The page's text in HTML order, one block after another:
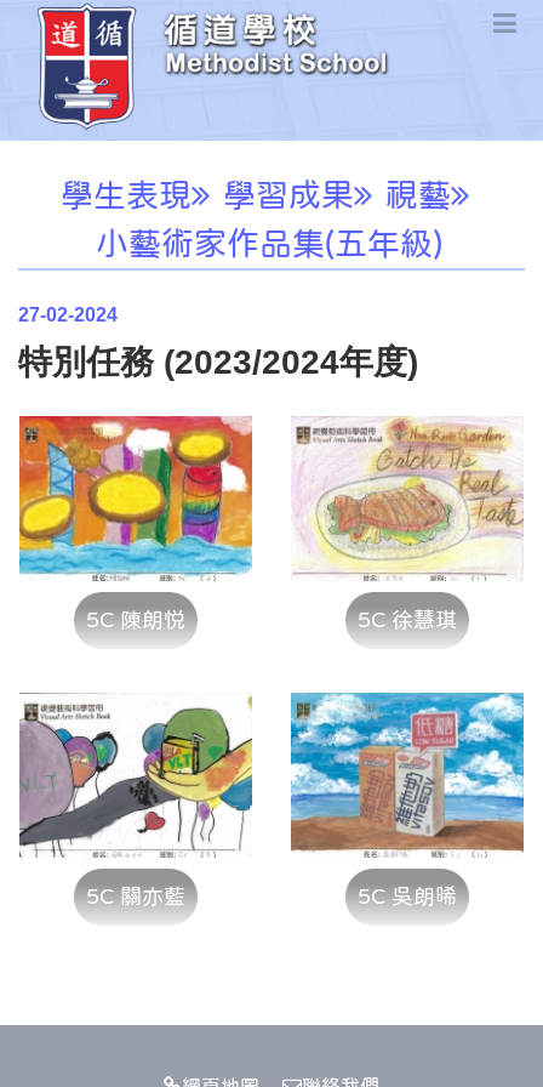
學生表現 學習成果
視藝
小藝術家作品集(五年級)
27-02-2024
特別任務 (2023/2024年度)
5C 陳朗悦 5C 徐慧琪
5C 關亦藍 5C 吳朗晞